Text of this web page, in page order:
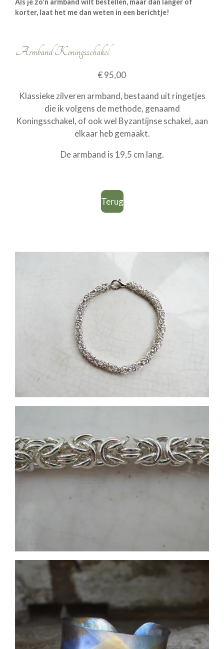
Als je zo'n armband wilt bestellen, maar dan langer of
korter, laat het me dan weten in een berichtje!
Armband Koningsschakel
€ 95,00
Klassieke zilveren armband, bestaand uit ringetjes
die ik volgens de methode, genaamd
Koningsschakel, of ook wel Byzantijnse schakel, aan
elkaar heb gemaakt.
De armband is 19,5 cm lang.
Terug